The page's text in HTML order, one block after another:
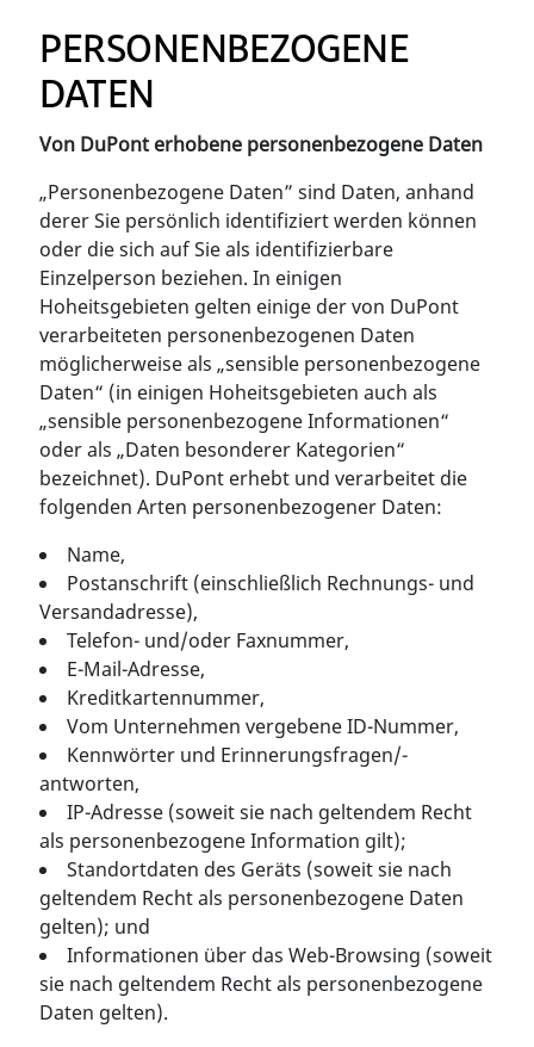
PERSONENBEZOGENE
DATEN
Von DuPont erhobene personenbezogene Daten
„Personenbezogene Daten” sind Daten, anhand
derer Sie persönlich identifiziert werden können
oder die sich auf Sie als identifizierbare
Einzelperson beziehen. In einigen
Hoheitsgebieten gelten einige der von DuPont
verarbeiteten personenbezogenen Daten
möglicherweise als „sensible personenbezogene
Daten“ (in einigen Hoheitsgebieten auch als
„sensible personenbezogene Informationen“
oder als „Daten besonderer Kategorien“
bezeichnet). DuPont erhebt und verarbeitet die
folgenden Arten personenbezogener Daten:
Name,
Postanschrift (einschließlich Rechnungs- und
Versandadresse),
Telefon- und/oder Faxnummer,
E-Mail-Adresse,
Kreditkartennummer,
Vom Unternehmen vergebene ID-Nummer,
Kennwörter und Erinnerungsfragen/-
antworten,
IP-Adresse (soweit sie nach geltendem Recht
als personenbezogene Information gilt);
Standortdaten des Geräts (soweit sie nach
geltendem Recht als personenbezogene Daten
gelten); und
Informationen über das Web-Browsing (soweit
sie nach geltendem Recht als personenbezogene
Daten gelten).